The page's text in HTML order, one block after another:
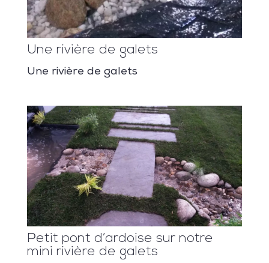
Une rivière de galets
Une rivière de galets
Petit pont d’ardoise sur notre
mini rivière de galets